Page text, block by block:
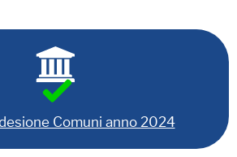
Comuni anno 2024